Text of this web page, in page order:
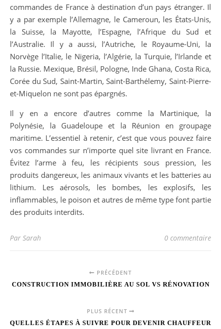
commandes de France à destination d’un pays étranger. Il
y a par exemple l’Allemagne, le Cameroun, les États-Unis,
la Suisse, la Mayotte, l’Espagne, l’Afrique du Sud et
l’Australie. Il y a aussi, l’Autriche, le Royaume-Uni, la
Norvège l’Italie, le Nigeria, l’Algérie, la Turquie, l’Irlande et
la Russie. Mexique, Brésil, Pologne, Inde Ghana, Costa Rica,
Corée du Sud, Saint-Martin, Saint-Barthélemy, Saint-Pierre-
et-Miquelon ne sont pas épargnés.
Il y en a encore d’autres comme la Martinique, la
Polynésie, la Guadeloupe et la Réunion en groupage
maritime. L’essentiel à retenir, c’est que vous pouvez faire
vos commandes sur n’importe quel site livrant en France.
Évitez l’arme à feu, les récipients sous pression, les
produits dangereux, les animaux vivants et les batteries au
lithium. Les aérosols, les bombes, les explosifs, les
inflammables, le poison et autres de même type font partie
des produits interdits.
Par Sarah 0 commentaire
PRÉCÉDENT
CONSTRUCTION IMMOBILIÈRE AU SOL VS RÉNOVATION
PLUS RÉCENT
QUELLES ÉTAPES À SUIVRE POUR DEVENIR CHAUFFEUR